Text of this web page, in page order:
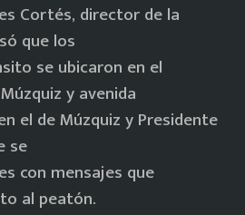
Cortés, director de la
que los
se ubicaron en el
y avenida
el de Múzquiz y Presidente
se
con mensajes que
al peatón.